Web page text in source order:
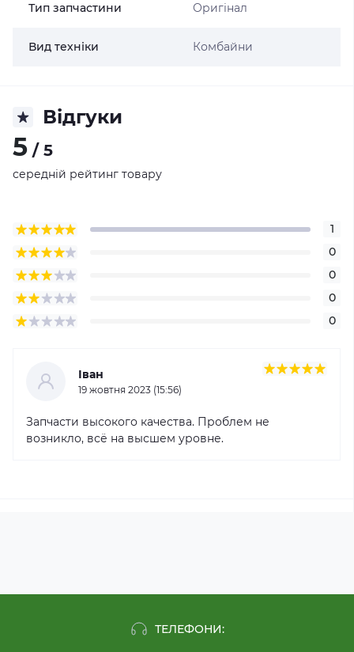
Тип запчастини Оригінал
Вид техніки Комбайни
Відгуки
5 / 5
середній рейтинг товару
1
0
0
0
0
Іван
19 жовтня 2023 (15:56)
Запчасти высокого качества. Проблем не
возникло, всё на высшем уровне.
ТЕЛЕФОНИ: